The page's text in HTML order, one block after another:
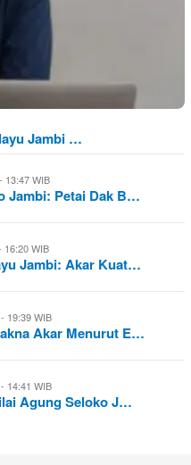
Jambi …
13:47 WIB
Jambi: Petai Dak B…
16:20 WIB
Jambi: Akar Kuat…
19:39 WIB
Akar Menurut E…
14:41 WIB
Agung Seloko J…